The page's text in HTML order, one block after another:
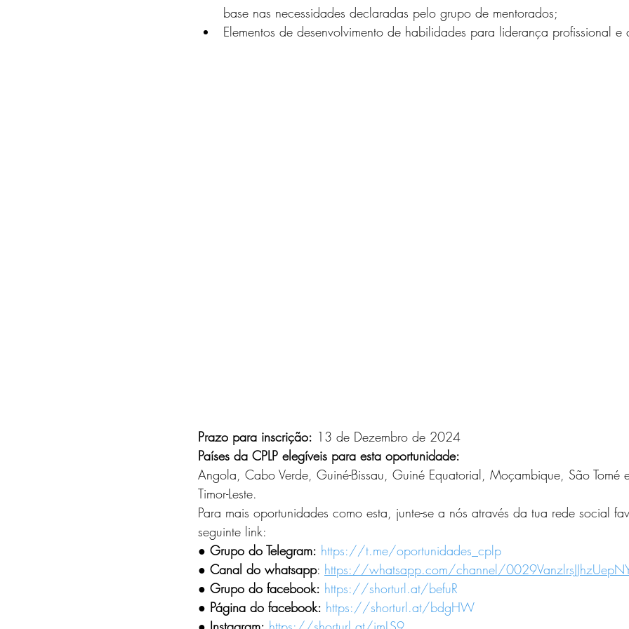
base nas necessidades declaradas pelo grupo de mentorados;
Elementos de desenvolvimento de habilidades para liderança profissional e
Prazo para inscrição: 13 de Dezembro de 2024
Países da CPLP elegíveis para esta oportunidade:
Angola, Cabo Verde, Guiné-Bissau, Guiné Equatorial, Moçambique, São Tomé
Timor-Leste.
Para mais oportunidades como esta, junte-se a nós através da tua rede social
seguinte link:
● Grupo do Telegram: https://t.me/oportunidades_cplp
● Canal do whatsapp: https://whatsapp.com/channel/
● Grupo do facebook: https://shorturl.at/befuR
● Página do facebook: https://shorturl.at/bdgHW